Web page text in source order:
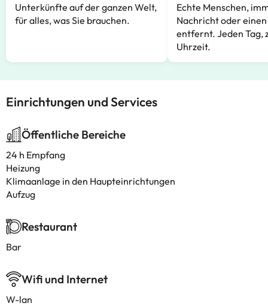
Unterkünfte auf der ganzen Welt,
für alles, was Sie brauchen.
Echte Menschen,
Nachricht oder
entfernt. Jeden Tag,
Uhrzeit.
Einrichtungen und Services
Öffentliche Bereiche
24 h Empfang
Heizung
Klimaanlage in den Haupteinrichtungen
Aufzug
Restaurant
Bar
Wifi und Internet
W-lan